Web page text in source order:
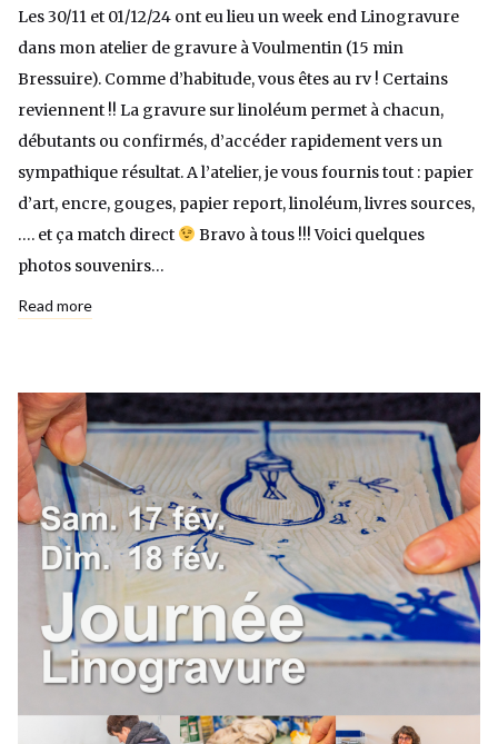
Les 30/11 et 01/12/24 ont eu lieu un week end Linogravure
dans mon atelier de gravure à Voulmentin (15 min
Bressuire). Comme d’habitude, vous êtes au rv ! Certains
reviennent !! La gravure sur linoléum permet à chacun,
débutants ou confirmés, d’accéder rapidement vers un
sympathique résultat. A l’atelier, je vous fournis tout : papier
d’art, encre, gouges, papier report, linoléum, livres sources,
…. et ça match direct
Bravo à tous !!! Voici quelques
photos souvenirs…
Read more